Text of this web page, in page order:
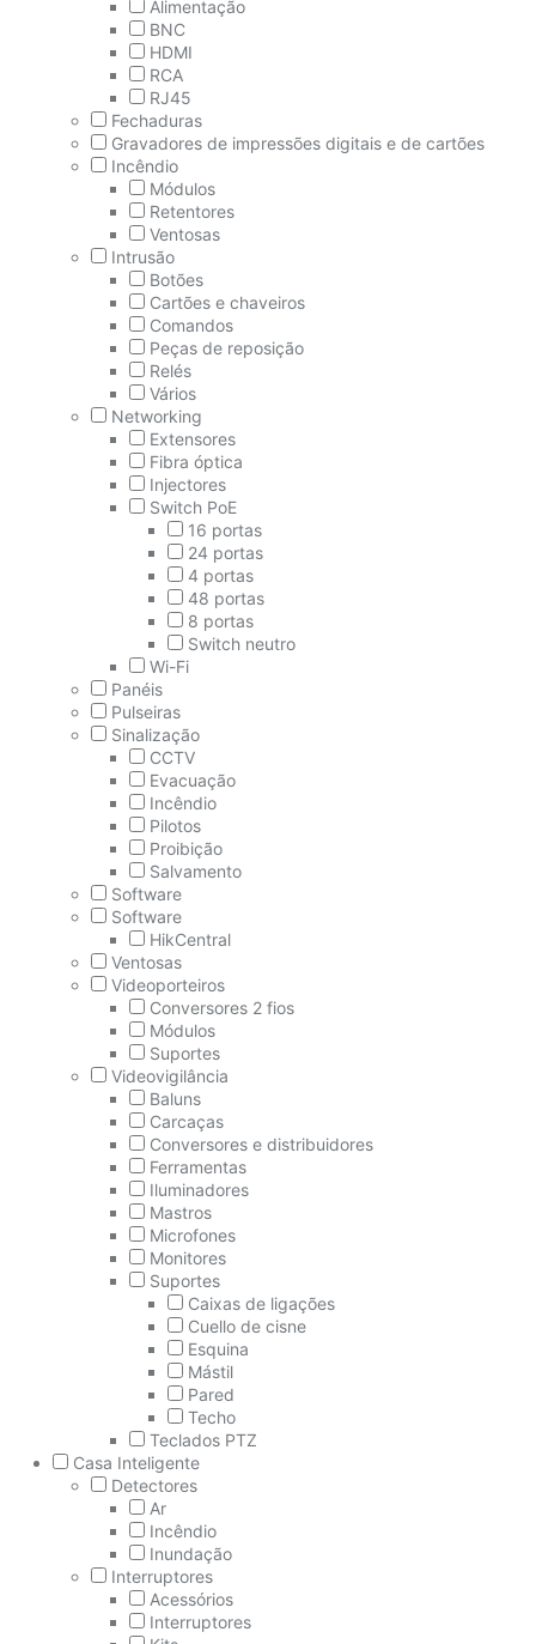
Alimentação
BNC
HDMI
RCA
RJ45
Fechaduras
Gravadores de impressões digitais e de cartões
Incêndio
Módulos
Retentores
Ventosas
Intrusão
Botões
Cartões e chaveiros
Comandos
Peças de reposição
Relés
Vários
Networking
Extensores
Fibra óptica
Injectores
Switch PoE
16 portas
24 portas
4 portas
48 portas
8 portas
Switch neutro
Wi-Fi
Panéis
Pulseiras
Sinalização
CCTV
Evacuação
Incêndio
Pilotos
Proibição
Salvamento
Software
Software
HikCentral
Ventosas
Videoporteiros
Conversores 2 fios
Módulos
Suportes
Videovigilância
Baluns
Carcaças
Conversores e distribuidores
Ferramentas
Iluminadores
Mastros
Microfones
Monitores
Suportes
Caixas de ligações
Cuello de cisne
Esquina
Mástil
Pared
Techo
Teclados PTZ
Casa Inteligente
Detectores
Ar
Incêndio
Inundação
Interruptores
Acessórios
Interruptores